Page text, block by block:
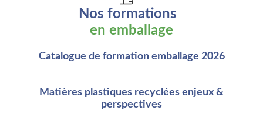
Nos formations
en emballage
Catalogue de formation emballage 2026
Matières plastiques recyclées enjeux &
perspectives